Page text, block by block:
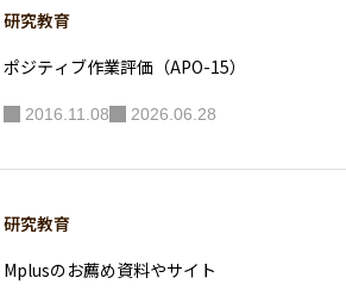
研究教育
ポジティブ作業評価（APO-15）
2016.11.08 2026.06.28
研究教育
Mplusのお薦め資料やサイト